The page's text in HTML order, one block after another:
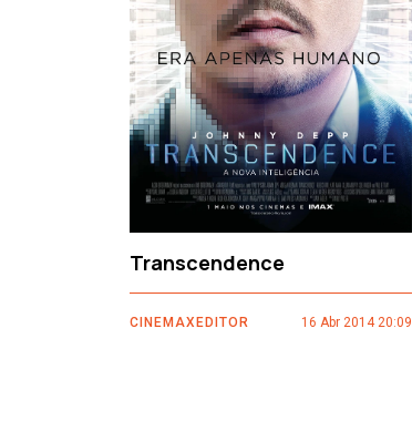
Transcendence
CINEMAXEDITOR 16 Abr 2014 20:09
‹